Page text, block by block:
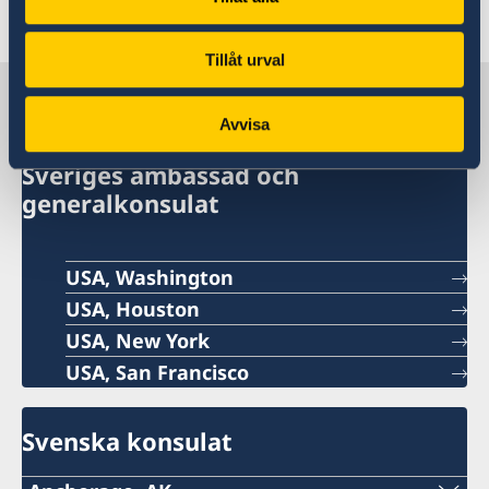
Tillåt urval
Avvisa
Senast uppdaterad 05 feb. 2024, 14.31
Sverige i USA
Sveriges ambassad och
generalkonsulat
USA, Washington
USA, Houston
USA, New York
USA, San Francisco
Svenska konsulat